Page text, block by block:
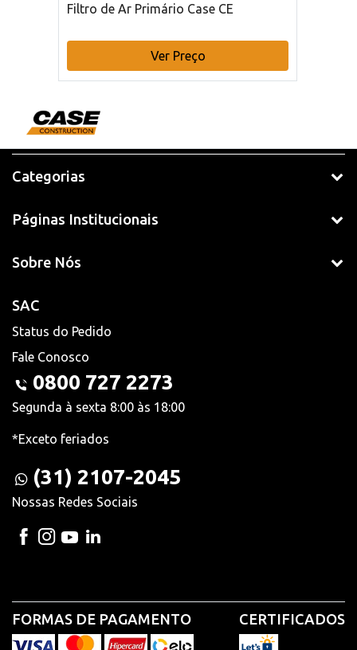
Filtro de Ar Primário Case CE
Ver Preço
Categorias
Páginas Institucionais
Sobre Nós
SAC
Status do Pedido
Fale Conosco
0800 727 2273
Segunda à sexta 8:00 às 18:00
*Exceto feriados
(31) 2107-2045
Nossas Redes Sociais
FORMAS DE PAGAMENTO CERTIFICADOS